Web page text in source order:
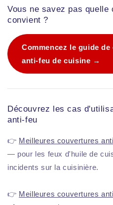
Vous ne savez pas
convient ?
Commencez le guide
anti-feu de cuisine →
Découvrez les cas
anti-feu
👉 Meilleures couvertures
— pour les feux d'huile de
incidents sur la cuisinière.
👉 Meilleures couvertures